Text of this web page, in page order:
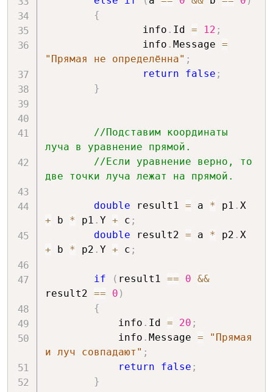
{
                info
. Id = 12 ;
                info
. Message =
"Прямая не определённа" ;
return
false ;
}
//Подставим координаты
луча в уравнение прямой.
//Если уравнение верно, то
две точки луча лежат на прямой.
double result1 = a * p1 .
X
+ b * p1 . Y + c ;
double result2 = a * p2 .
X
+ b * p2 . Y + c ;
if ( result1 == 0 &&
result2 == 0 )
{
            info
. Id = 20 ;
            info
. Message =
"Прямая
и луч совпадают" ;
return
false ;
}